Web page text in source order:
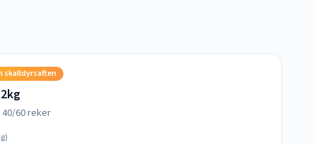
skalldyrsaften
60 reker